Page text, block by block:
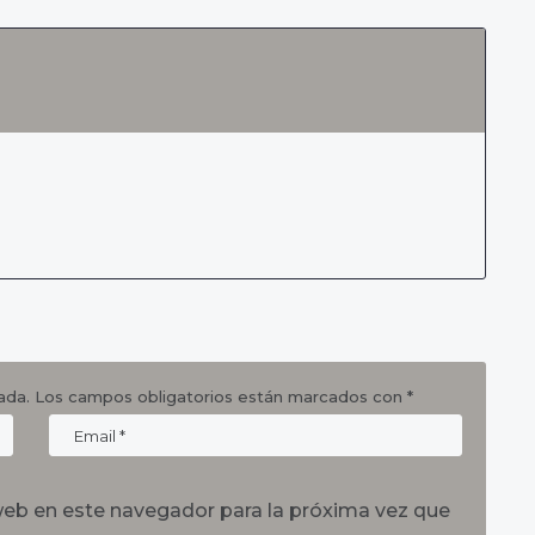
Los campos obligatorios están marcados con *
en este navegador para la próxima vez que